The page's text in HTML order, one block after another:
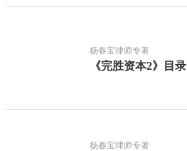
杨春宝律师专著
《完胜资本2》目录
杨春宝律师专著